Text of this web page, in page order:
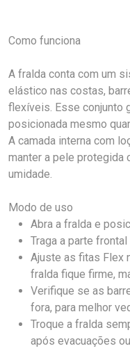
Como funciona
A fralda conta com um
elástico nas costas,
flexíveis. Esse conjunto
posicionada mesmo
A camada interna com
manter a pele protegida
umidade.
Modo de uso
Abra a fralda e
Traga a parte
Ajuste as fitas Flex
fralda fique firme,
Verifique se as
fora, para melhor
Troque a fralda
após evacuações